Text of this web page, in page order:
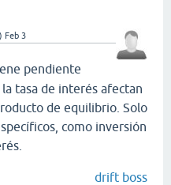
Feb 3
pendiente
tasa de interés afectan
de equilibrio. Solo
como inversión
drift boss